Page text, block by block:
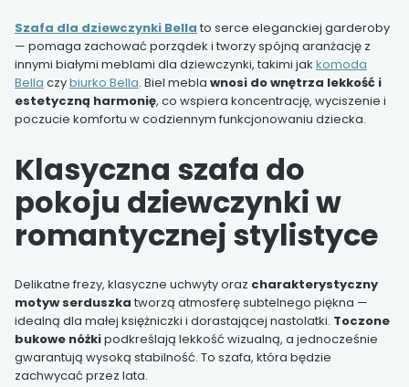
Szafa dla dziewczynki Bella to serce eleganckiej garderoby
— pomaga zachować porządek i tworzy spójną aranżację z
innymi białymi meblami dla dziewczynki, takimi jak komoda
Bella czybiurko Bella. Biel mebla wnosi do wnętrza lekkość i
estetyczną harmonię, co wspiera koncentrację, wyciszenie i
poczucie komfortu w codziennym funkcjonowaniu dziecka.
Klasyczna szafa do
pokoju dziewczynki w
romantycznej stylistyce
Delikatne frezy, klasyczne uchwyty oraz charakterystyczny
motyw serduszka tworzą atmosferę subtelnego piękna —
idealną dla małej księżniczki i dorastającej nastolatki. Toczone
bukowe nóżkipodkreślają lekkość wizualną, a jednocześnie
gwarantują wysoką stabilność. To szafa, która będzie
zachwycać przez lata.